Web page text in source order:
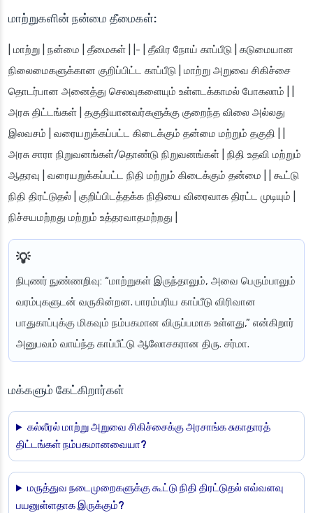
மாற்றுகளின் நன்மை தீமைகள்:
| மாற்று | நன்மை | தீமைகள் | |- | தீவிர நோய் காப்பீடு | கடுமையான
நிலைமைகளுக்கான குறிப்பிட்ட காப்பீடு | மாற்று அறுவை சிகிச்சை
தொடர்பான அனைத்து செலவுகளையும் உள்ளடக்காமல் போகலாம் | |
அரசு திட்டங்கள் | தகுதியானவர்களுக்கு குறைந்த விலை அல்லது
இலவசம் | வரையறுக்கப்பட்ட கிடைக்கும் தன்மை மற்றும் தகுதி | |
அரசு சாரா நிறுவனங்கள்/தொண்டு நிறுவனங்கள் | நிதி உதவி மற்றும்
ஆதரவு | வரையறுக்கப்பட்ட நிதி மற்றும் கிடைக்கும் தன்மை | | கூட்டு
நிதி திரட்டுதல் | குறிப்பிடத்தக்க நிதியை விரைவாக திரட்ட முடியும் |
நிச்சயமற்றது மற்றும் உத்தரவாதமற்றது |
நிபுணர் நுண்ணறிவு: “மாற்றுகள் இருந்தாலும், அவை பெரும்பாலும்
வரம்புகளுடன் வருகின்றன. பாரம்பரிய காப்பீடு விரிவான
பாதுகாப்புக்கு மிகவும் நம்பகமான விருப்பமாக உள்ளது,” என்கிறார்
அனுபவம் வாய்ந்த காப்பீட்டு ஆலோசகரான திரு. சர்மா.
மக்களும் கேட்கிறார்கள்
கல்லீரல் மாற்று அறுவை சிகிச்சைக்கு அரசாங்க சுகாதாரத்
திட்டங்கள் நம்பகமானவையா?
மருத்துவ நடைமுறைகளுக்கு கூட்டு நிதி திரட்டுதல் எவ்வளவு
பயனுள்ளதாக இருக்கும்?